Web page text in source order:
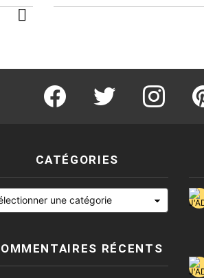
facebook twitter instagram
CATÉGORIES
RÉCENTS